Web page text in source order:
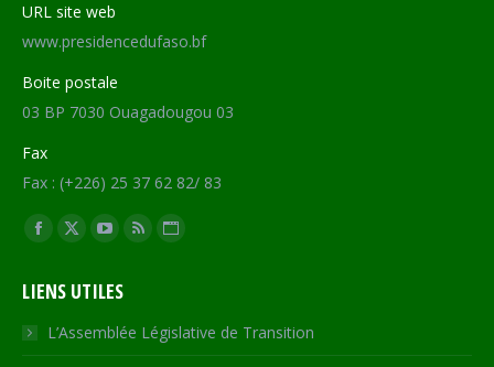
URL site web
www.presidencedufaso.bf
Boite postale
03 BP 7030 Ouagadougou 03
Fax
Fax : (+226) 25 37 62 82/ 83
Trouvez nous sur :
Facebook
opens
in
new
X
opens
in
new
YouTube
opens
in
new
RSS
in
new
Site
opens
in
LIENS UTILES
L’Assemblée Législative de Transition